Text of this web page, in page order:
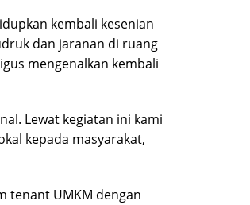
kembali kesenian
dan jaranan di ruang
mengenalkan kembali
Lewat kegiatan ini kami
kepada masyarakat,
tenant UMKM dengan